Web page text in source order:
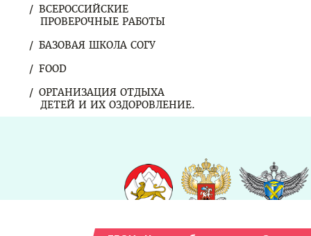
ВСЕРОССИЙСКИЕ
ПРОВЕРОЧНЫЕ РАБОТЫ
БАЗОВАЯ ШКОЛА СОГУ
FOOD
ОРГАНИЗАЦИЯ ОТДЫХА
ДЕТЕЙ И ИХ ОЗДОРОВЛЕНИЕ.